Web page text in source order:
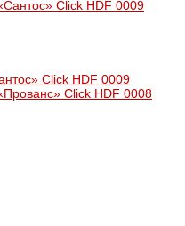
Click HDF 0009